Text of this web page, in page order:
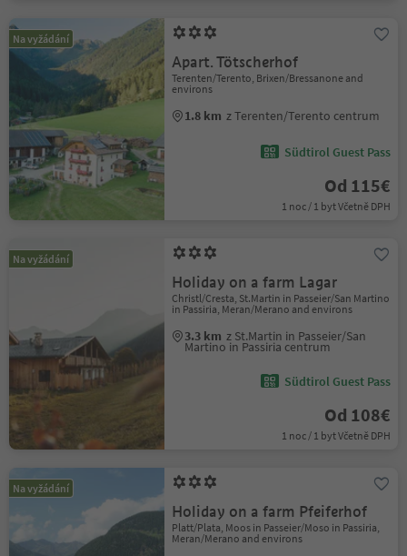
Na vyžádání
Apart. Tötscherhof
Terenten/Terento, Brixen/Bressanone and
environs
1.8 km z Terenten/Terento centrum
Südtirol Guest Pass
Od 115€
1 noc / 1 byt Včetně DPH
Na vyžádání
Holiday on a farm Lagar
Christl/Cresta, St.Martin in Passeier/San Martino
in Passiria, Meran/Merano and environs
3.3 km z St.Martin in Passeier/San
Martino in Passiria centrum
Südtirol Guest Pass
Od 108€
1 noc / 1 byt Včetně DPH
Na vyžádání
Holiday on a farm Pfeiferhof
Platt/Plata, Moos in Passeier/Moso in Passiria,
Meran/Merano and environs